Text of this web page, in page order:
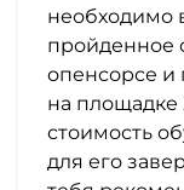
необходимо
пройденное
опенсорсе
на площадке
стоимость
для его